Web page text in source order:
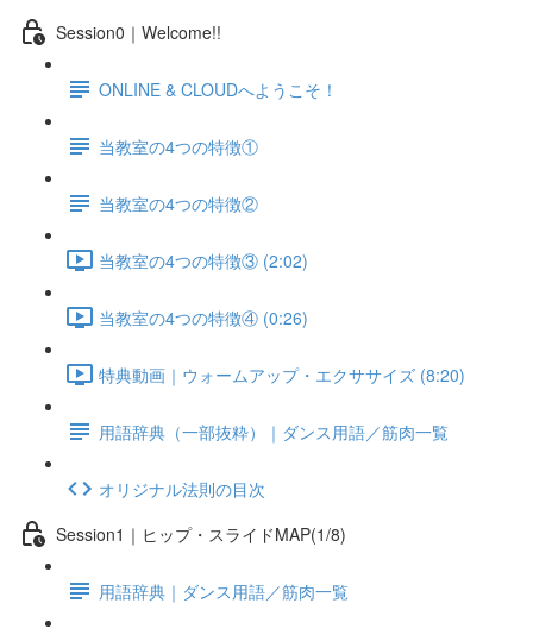
Session0｜Welcome!!
ONLINE & CLOUDへようこそ！
当教室の4つの特徴①
当教室の4つの特徴②
当教室の4つの特徴③ (2:02)
当教室の4つの特徴④ (0:26)
特典動画｜ウォームアップ・エクササイズ (8:20)
用語辞典（一部抜粋）｜ダンス用語／筋肉一覧
オリジナル法則の目次
Session1｜ヒップ・スライドMAP(1/8)
用語辞典｜ダンス用語／筋肉一覧